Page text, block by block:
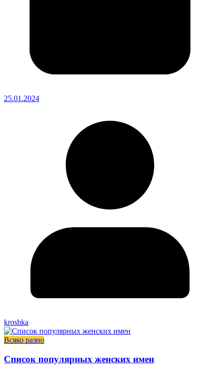
25.01.2024
kroshka
Всяко разно
Список популярных женских имен